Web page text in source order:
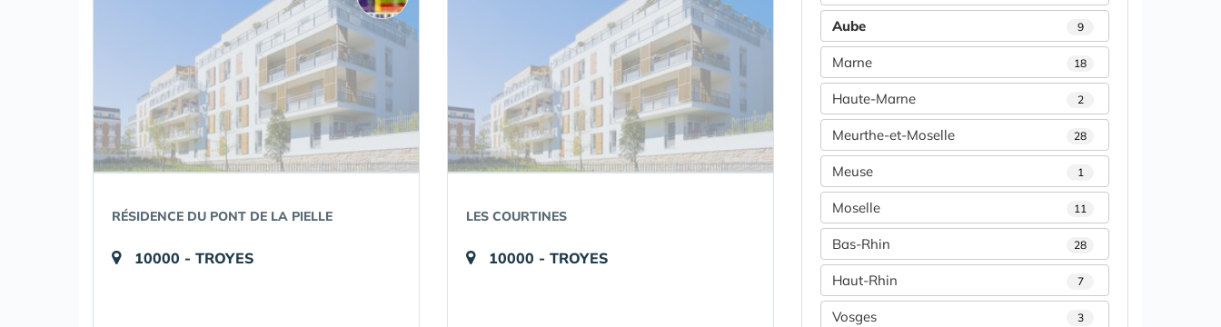
RÉSIDENCE DU PONT DE LA PIELLE
10000 - TROYES
LES COURTINES
10000 - TROYES
Aube 9
Marne 18
Haute-Marne 2
Meurthe-et-Moselle 28
Meuse 1
Moselle 11
Bas-Rhin 28
Haut-Rhin 7
Vosges 3